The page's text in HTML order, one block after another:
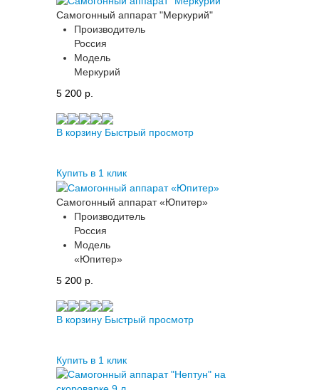
Самогонный аппарат "Меркурий"
Производитель
Россия
Модель
Меркурий
5 200 p.
В корзину Быстрый просмотр
Купить в 1 клик
Самогонный аппарат «Юпитер»
Производитель
Россия
Модель
«Юпитер»
5 200 p.
В корзину Быстрый просмотр
Купить в 1 клик